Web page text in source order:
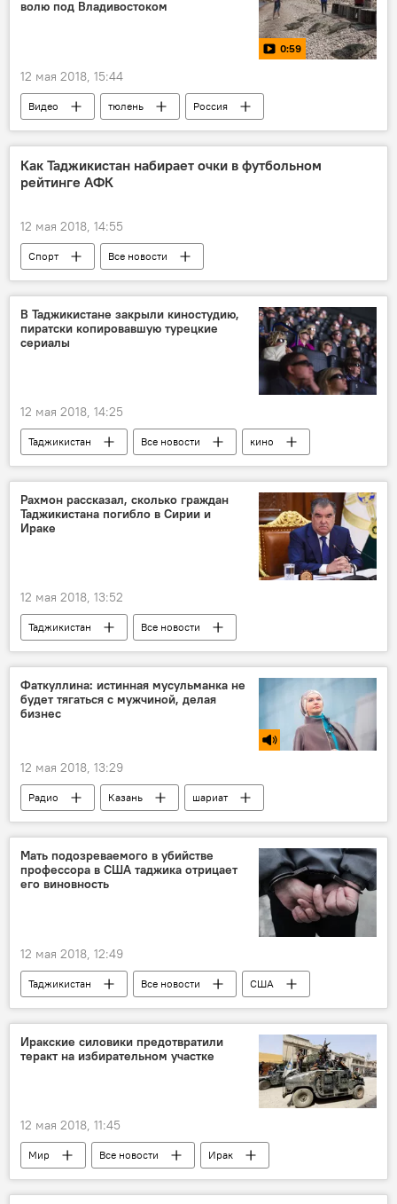
волю под Владивостоком
0:59
12 мая 2018, 15:44
Видео тюлень Россия
Как Таджикистан набирает очки в футбольном
рейтинге АФК
12 мая 2018, 14:55
Спорт
Все новости
Таджикистан: свежие новости спорта
ФК "Истиклол"
Таджикистан
В Таджикистане закрыли киностудию,
пиратски копировавшую турецкие
сериалы
12 мая 2018, 14:25
Таджикистан Все новости кино
Рахмон рассказал, сколько граждан
Таджикистана погибло в Сирии и
Ираке
12 мая 2018, 13:52
Таджикистан
Все новости
Эмомали Рахмон
терроризм
ИГИЛ
Фаткуллина: истинная мусульманка не
будет тягаться с мужчиной, делая
бизнес
12 мая 2018, 13:29
Радио Казань
шариат
бизнес
предприниматели
мусульманство
Мать подозреваемого в убийстве
профессора в США таджика отрицает
его виновность
12 мая 2018, 12:49
Таджикистан Все новости
США
МВД Таджикистана
убийство
Иракские силовики предотвратили
теракт на избирательном участке
12 мая 2018, 11:45
Мир Все новости
Ирак
выборы
теракт